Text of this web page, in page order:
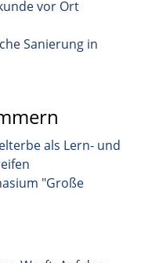
vor Ort
Sanierung in
als Lern- und
"Große